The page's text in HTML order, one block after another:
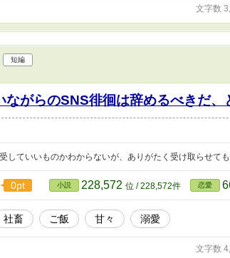
文字数
短編
ながらのSNS徘徊は辞めるべきだ、
していいものかわからないが、ありがたく受け取らせても
0pt 小説 228,572 位 / 228,572件 恋愛
社畜 ご飯 甘々 溺愛
文字数